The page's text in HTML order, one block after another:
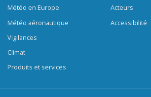
Météo en Europe
Météo aéronautique
Vigilances
Climat
Produits et services
Acteurs
Accessibilité